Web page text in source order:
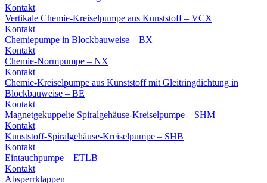
Kontakt
Vertikale Chemie-Kreiselpumpe aus Kunststoff – VCX
Kontakt
Chemiepumpe in Blockbauweise – BX
Kontakt
Chemie-Normpumpe – NX
Kontakt
Chemie-Kreiselpumpe aus Kunststoff mit Gleitringdichtung in
Blockbauweise – BE
Kontakt
Magnetgekuppelte Spiralgehäuse-Kreiselpumpe – SHM
Kontakt
Kunststoff-Spiralgehäuse-Kreiselpumpe – SHB
Kontakt
Eintauchpumpe – ETLB
Kontakt
Absperrklappen